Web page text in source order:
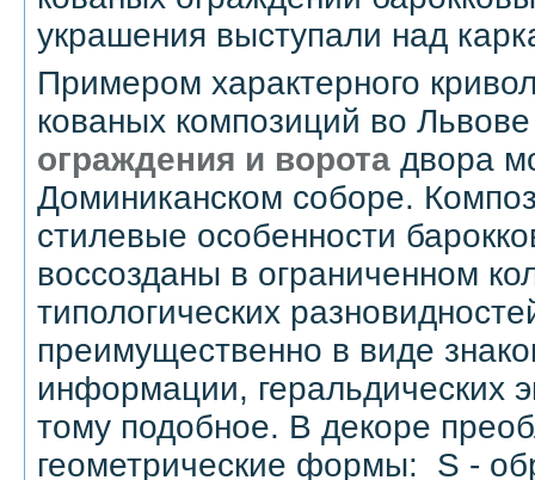
украшения выступали над
Примером характерного
кованых композиций во
ограждения и ворота двора
Доминиканском соборе.
стилевые особенности
воссозданы в ограниченном
типологических
преимущественно в виде
информации, геральдических
тому подобное. В декоре
геометрические формы: S -